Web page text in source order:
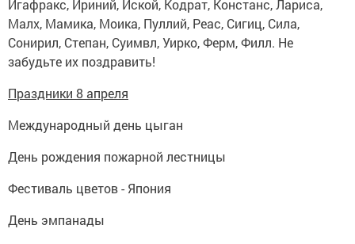
Игафракс, Ириний, Иской, Кодрат, Констанс, Лариса,
Малх, Мамика, Моика, Пуллий, Реас, Сигиц, Сила,
Сонирил, Степан, Суимвл, Уирко, Ферм, Филл. Не
забудьте их поздравить!
Праздники 8 апреля
Международный день цыган
День рождения пожарной лестницы
Фестиваль цветов - Япония
День эмпанады